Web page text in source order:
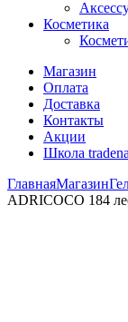
Косметика
Магазин
Оплата
Доставка
Контакты
Акции
Школа
ГлавнаяМагазин
ADRICOCO 184